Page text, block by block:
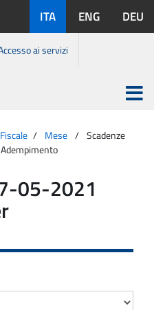
disponibili:
ITA ENG DEU
ai servizi
Apri
menu
Mese
Scadenze
05-2021